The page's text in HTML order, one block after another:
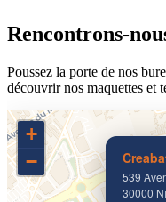
Rencontrons-
Poussez la porte de nos
découvrir nos maquettes et
539
30000
+
−